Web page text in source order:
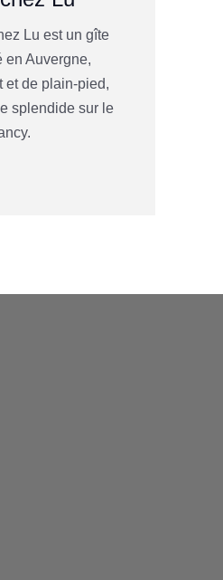
Lu est un gîte
en Auvergne,
et de plain-pied,
splendide sur le